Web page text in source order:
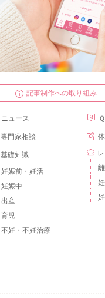
記事制作への取り組み
ニュース
専門家相談
基礎知識
妊娠前・妊活
妊娠中
出産
育児
不妊・不妊治療